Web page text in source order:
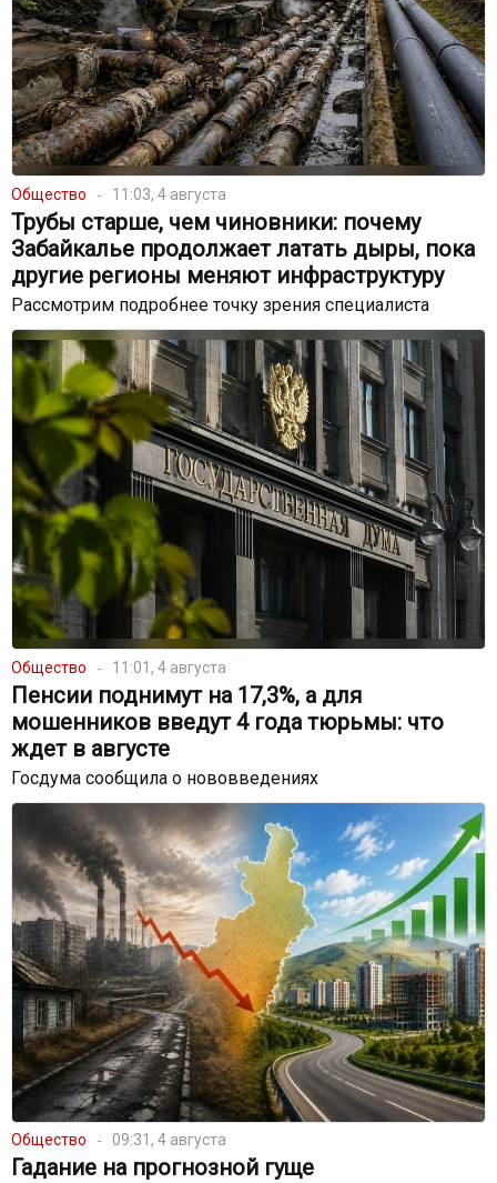
Общество 11:03, 4 августа
Трубы старше, чем чиновники: почему
Забайкалье продолжает латать дыры, пока
другие регионы меняют инфраструктуру
Рассмотрим подробнее точку зрения специалиста
Общество 11:01, 4 августа
Пенсии поднимут на 17,3%, а для
мошенников введут 4 года тюрьмы: что
ждет в августе
Госдума сообщила о нововведениях
Общество 09:31, 4 августа
Гадание на прогнозной гуще